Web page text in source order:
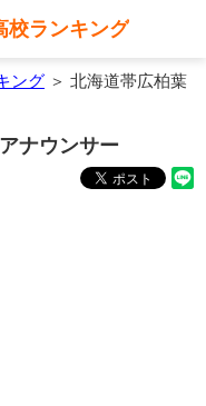
校ランキング
ング ＞ 北海道帯広柏葉
ナウンサー